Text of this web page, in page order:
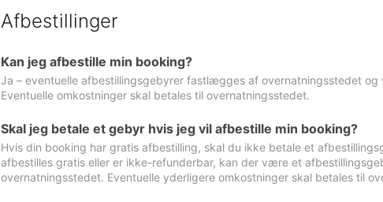
Afbestillinger
Kan jeg afbestille min booking?
Ja – eventuelle afbestillingsgebyrer fastlægges af overnatningsstedet og
Eventuelle omkostninger skal betales til overnatningsstedet.
Skal jeg betale et gebyr hvis jeg vil afbestille min booking?
Hvis din booking har gratis afbestilling, skal du ikke betale et
afbestilles gratis eller er ikke-refunderbar, kan der være et
overnatningsstedet. Eventuelle yderligere omkostninger skal betales til